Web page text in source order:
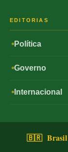
EDITORIAS
Política
Governo
Internacional
🇧🇷 Brasil